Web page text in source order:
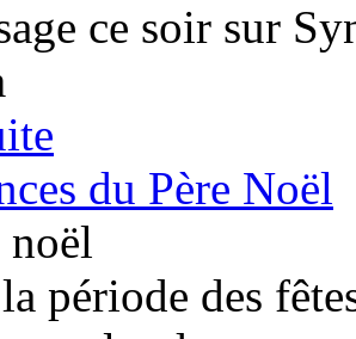
ce soir sur
du Père Noël
noël
période des